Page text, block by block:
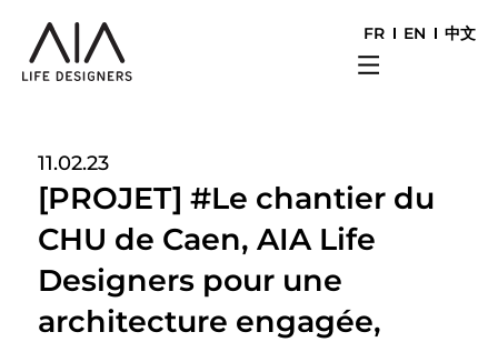
FR EN 中文
11.02.23
[PROJET] #Le chantier du
CHU de Caen, AIA Life
Designers pour une
architecture engagée,